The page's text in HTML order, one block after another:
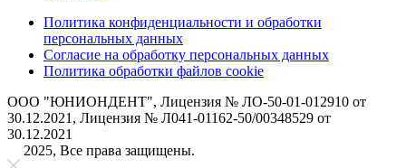
Политика конфиденциальности и обработки
персональных данных
Согласие на обработку персональных данных
Политика обработки файлов cookie
ООО "ЮНИОНДЕНТ", Лицензия № ЛО-50-01-012910 от
30.12.2021, Лицензия № Л041-01162-50/00348529 от
30.12.2021
2025, Все права защищены.